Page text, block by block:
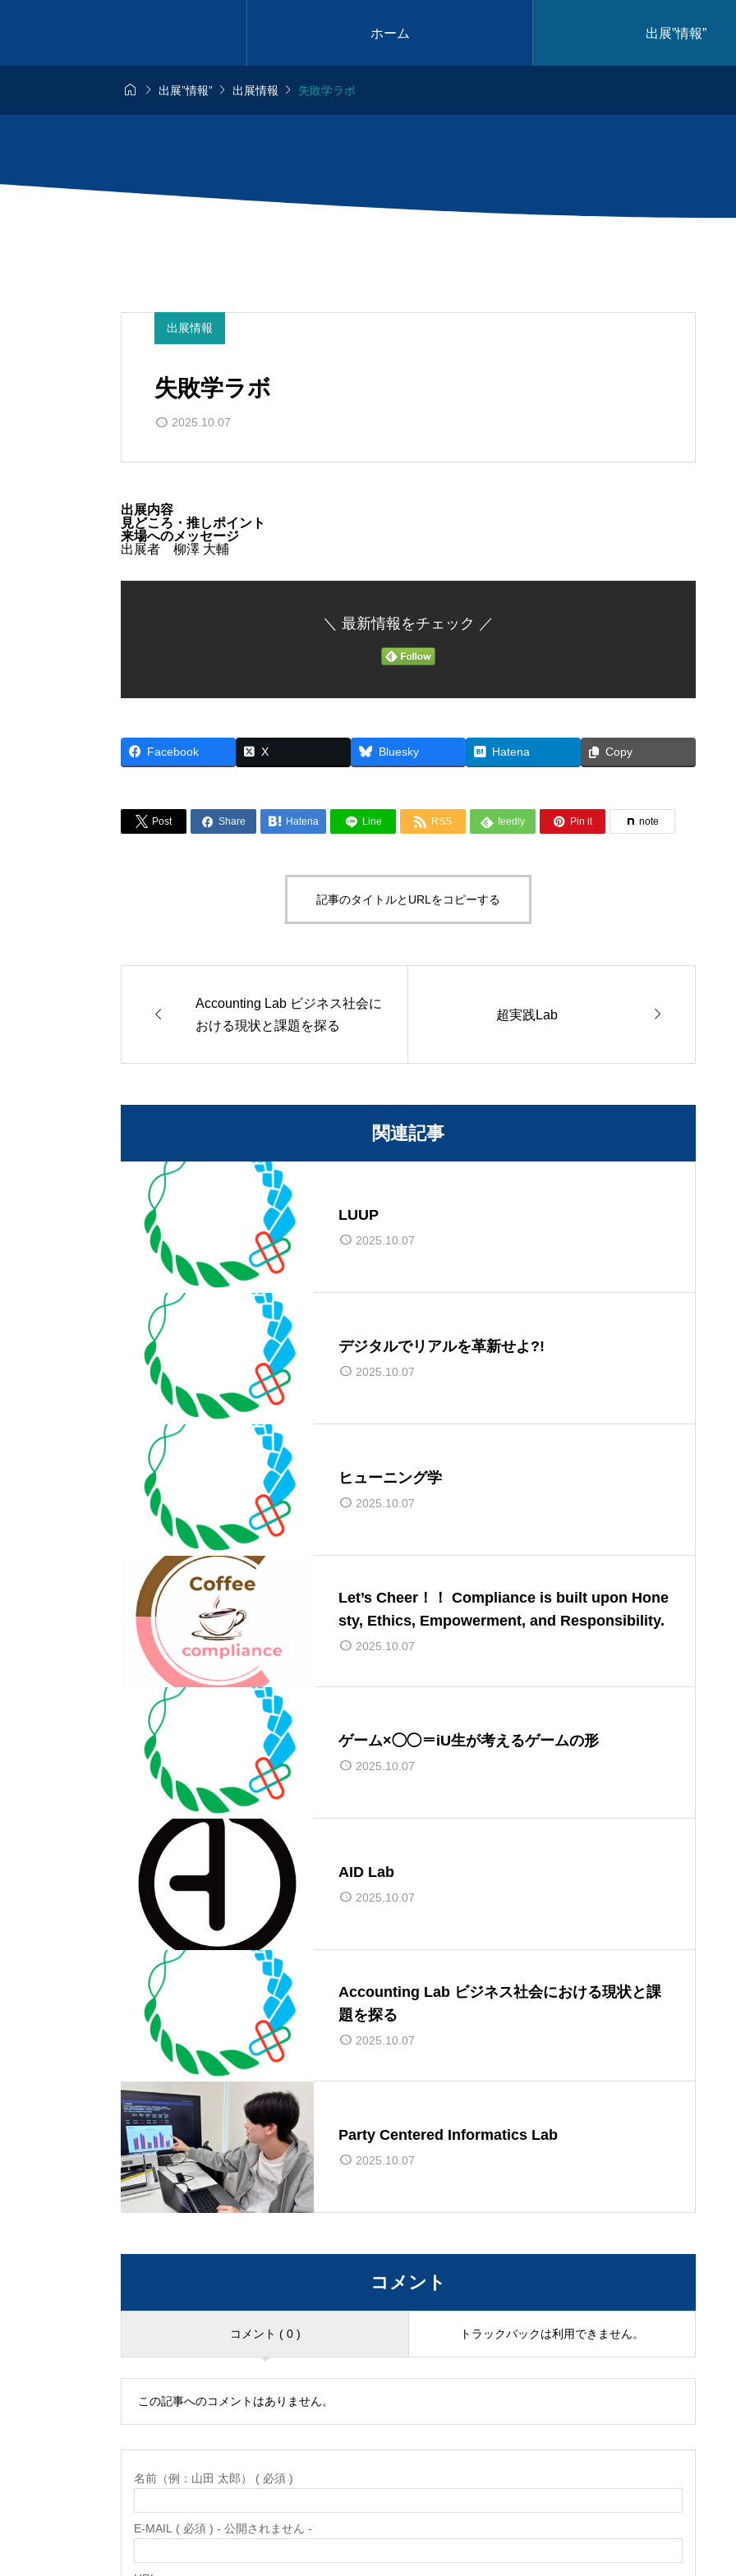
ホーム 出展”情報”
  出展”情報”  出展情報  失敗学ラボ
出展情報
失敗学ラボ
2025.10.07
出展内容
見どころ・推しポイント
来場へのメッセージ
出展者 柳澤 大輔
＼ 最新情報をチェック ／
Facebook X Bluesky Hatena Copy
 Post  Share  Hatena Line  RSS  feedly  Pin it note
記事のタイトルとURLをコピーする

Accounting Lab ビジネス社会に
おける現状と課題を探る
超実践Lab 
関連記事
LUUP
2025.10.07
デジタルでリアルを革新せよ?!
2025.10.07
ヒューニング学
2025.10.07
Let’s Cheer！！ Compliance is built upon Hone
sty, Ethics, Empowerment, and Responsibility.
2025.10.07
ゲーム×◯◯＝iU生が考えるゲームの形
2025.10.07
AID Lab
2025.10.07
Accounting Lab ビジネス社会における現状と課
題を探る
2025.10.07
Party Centered Informatics Lab
2025.10.07
コメント
コメント ( 0 ) トラックバックは利用できません。
この記事へのコメントはありません。
名前（例：山田 太郎） ( 必須 )
E-MAIL ( 必須 ) - 公開されません -